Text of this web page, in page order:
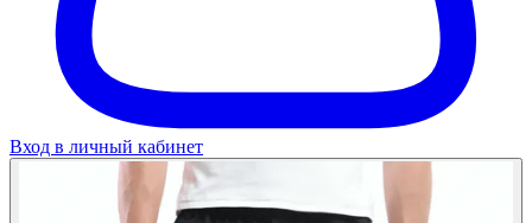
Вход в личный кабинет